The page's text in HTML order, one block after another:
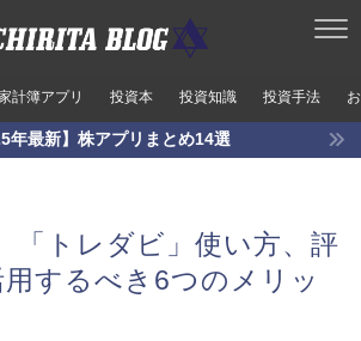
計簿アプリ 投資本 投資知識 投資手法
年最新】株アプリまとめ14選
「トレダビ」使い方、評
するべき6つのメリッ